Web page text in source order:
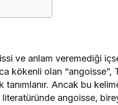
ve anlam veremediği
kökenli olan “angoisse”,
Ancak bu
literatüründe angoisse,